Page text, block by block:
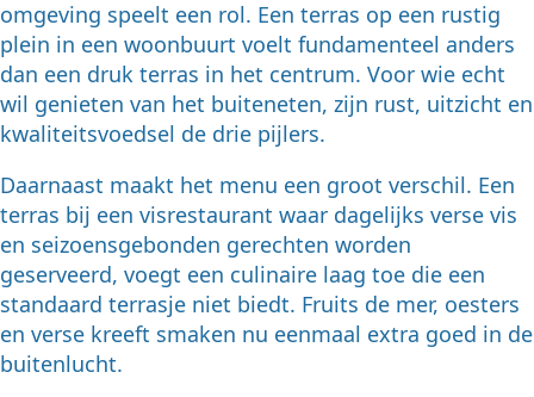
omgeving speelt een rol. Een terras op een rustig
plein in een woonbuurt voelt fundamenteel anders
dan een druk terras in het centrum. Voor wie echt
wil genieten van het buiteneten, zijn rust, uitzicht en
kwaliteitsvoedsel de drie pijlers.
Daarnaast maakt het menu een groot verschil. Een
terras bij een visrestaurant waar dagelijks verse vis
en seizoensgebonden gerechten worden
geserveerd, voegt een culinaire laag toe die een
standaard terrasje niet biedt. Fruits de mer, oesters
en verse kreeft smaken nu eenmaal extra goed in de
buitenlucht.